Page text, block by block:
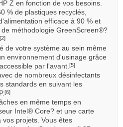
Z en fonction de vos besoins.
% de plastiques recyclés,
efficace à 90 % et
méthodologie GreenScreen®?
[2]
de votre système au sein même
environnement d'usinage grâce
par l'avant. [5]
de nombreux désinfectants
standards en suivant les
[6]
en même temps en
Intel® Core? et une carte
projets. Vous êtes